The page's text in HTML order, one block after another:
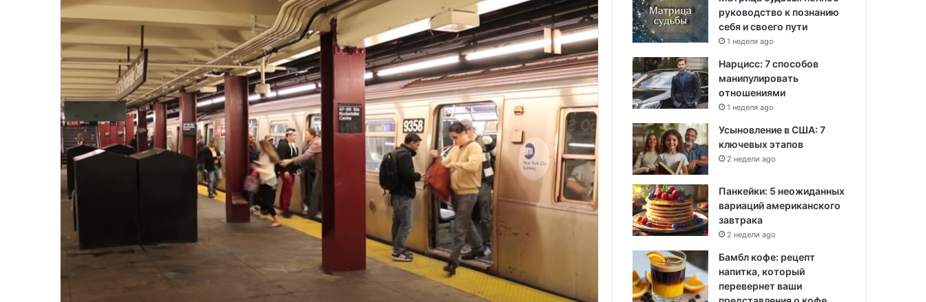
руководство к познанию
себя и своего пути
1 неделя ago
Нарцисс: 7 способов
манипулировать
отношениями
1 неделя ago
Усыновление в США: 7
ключевых этапов
2 недели ago
Панкейки: 5 неожиданных
вариаций американского
завтрака
2 недели ago
Бамбл кофе: рецепт
напитка, который
перевернет ваши